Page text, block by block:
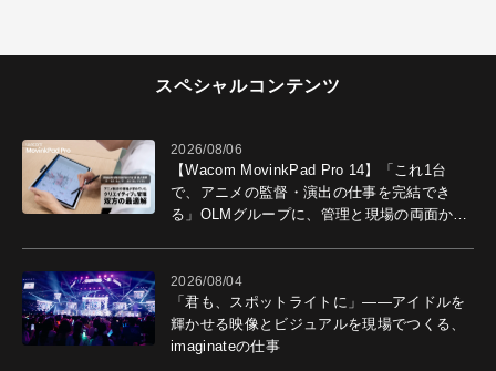
スペシャルコンテンツ
2026/08/06
【Wacom MovinkPad Pro 14】「これ1台
で、アニメの監督・演出の仕事を完結でき
る」OLMグループに、管理と現場の両面から
2026/08/04
「君も、スポットライトに」――アイドルを
輝かせる映像とビジュアルを現場でつくる、
imaginateの仕事